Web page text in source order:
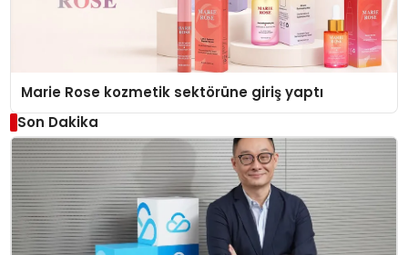
Marie Rose kozmetik sektörüne giriş yaptı
Son Dakika